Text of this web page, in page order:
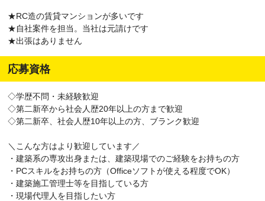
★RC造の賃貸マンションが多いです
★自社案件を担当。当社は元請けです
★出張はありません
応募資格
◇学歴不問・未経験歓迎
◇第二新卒から社会人歴20年以上の方まで歓迎
◇第二新卒、社会人歴10年以上の方、ブランク歓迎
＼こんな方はより歓迎しています／
・建築系の専攻出身または、建築現場でのご経験をお持ちの方
・PCスキルをお持ちの方（Officeソフトが使える程度でOK）
・建築施工管理士等を目指している方
・現場代理人を目指したい方